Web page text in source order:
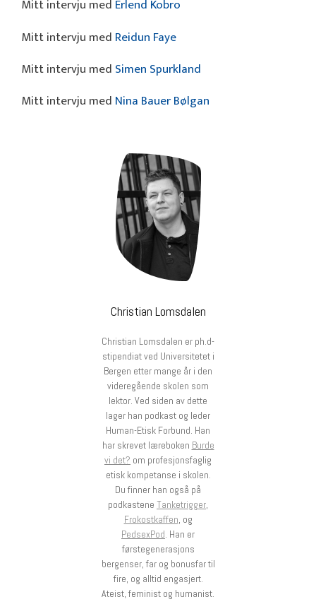
Mitt intervju med Erlend Kobro
Mitt intervju med Reidun Faye
Mitt intervju med Simen Spurkland
Mitt intervju med Nina Bauer Bølgan
Christian Lomsdalen
Christian Lomsdalen er ph.d-
stipendiat ved Universitetet i
Bergen etter mange år i den
videregående skolen som
lektor. Ved siden av dette
lager han podkast og leder
Human-Etisk Forbund. Han
har skrevet læreboken Burde
vi det? om profesjonsfaglig
etisk kompetanse i skolen.
Du finner han også på
podkastene Tanketrigger,
Frokostkaffen, og
PedsexPod. Han er
førstegenerasjons
bergenser, far og bonusfar til
fire, og alltid engasjert.
Ateist, feminist og humanist.